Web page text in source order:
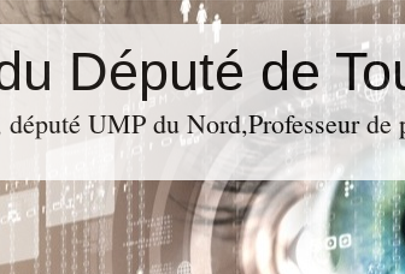
UMP du Nord,Professeur